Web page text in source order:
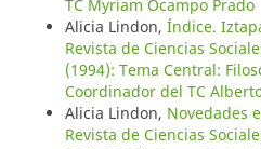
TC Myriam Ocampo Prado
Alicia Lindon, Índice.
Revista de Ciencias
(1994): Tema Central:
Coordinador del TC
Alicia Lindon, Novedades
Revista de Ciencias